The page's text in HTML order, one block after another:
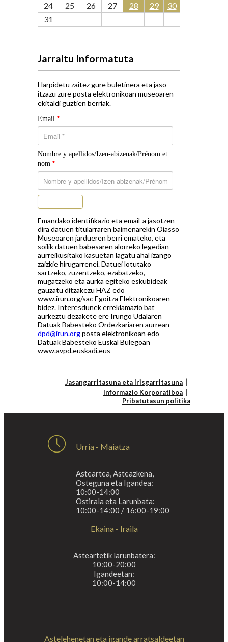
24
25 26 27 28 29
30
31
Jarraitu Informatuta
Harpidetu zaitez gure buletinera eta jaso
itzazu zure posta elektronikoan museoaren
ekitaldi guztien berriak.
Email *
Nombre y apellidos/Izen-abizenak/Prénom et
nom *
Emandako identifikazio eta email-a jasotzen
dira datuen titularraren baimenarekin Oiasso
Museoaren jardueren berri emateko, eta
soilik datuen babesaren alorreko legedian
aurreikusitako kasuetan lagatu ahal izango
zaizkie hirugarrenei. Datuei lotutako
sartzeko, zuzentzeko, ezabatzeko,
mugatzeko eta aurka egiteko eskubideak
gauzatu ditzakezu HAZ edo
www.irun.org/sac Egoitza Elektronikoaren
bidez. Interesdunek erreklamazio bat
aurkeztu dezakete ere Irungo Udalaren
Datuak Babesteko Ordezkariaren aurrean
dpd@irun.orgposta elektronikoan edo
Datuak Babesteko Euskal Bulegoan
www.avpd.euskadi.eus
Jasangarritasuna eta Irisgarritasuna
Informazio Korporatiboa
Pribatutasun politika
Urria - Maiatza
Asteartea, Asteazkena,
Osteguna eta Igandea:
10:00-14:00
Ostirala eta Larunbata:
10:00-14:00 / 16:00-19:00
Ekaina - Iraila
Asteartetik larunbatera:
10:00-20:00
Igandeetan:
10:00-14:00
Astelehenetan eta igande arratsaldeetan